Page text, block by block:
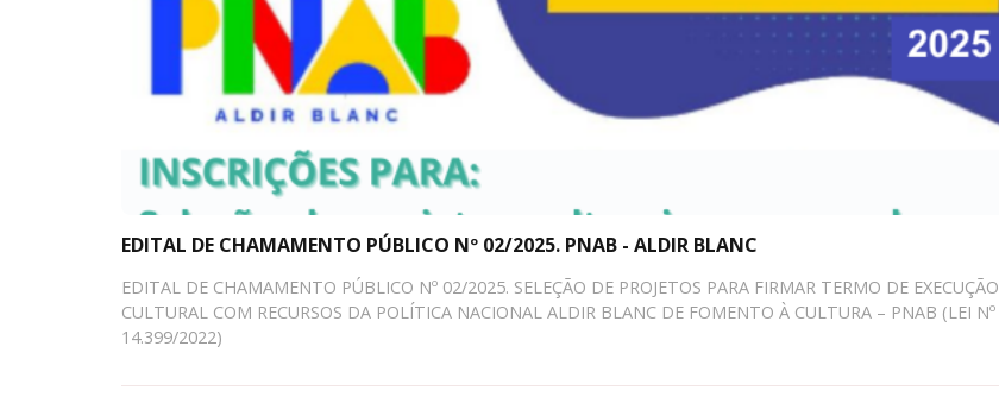
EDITAL DE CHAMAMENTO PÚBLICO Nº 02/2025. PNAB - ALDIR BLANC
EDITAL DE CHAMAMENTO PÚBLICO Nº 02/2025. SELEÇÃO DE PROJETOS PARA FIRMAR TERMO DE EXECUÇÃO
CULTURAL COM RECURSOS DA POLÍTICA NACIONAL ALDIR BLANC DE FOMENTO À CULTURA – PNAB (LEI Nº
14.399/2022)